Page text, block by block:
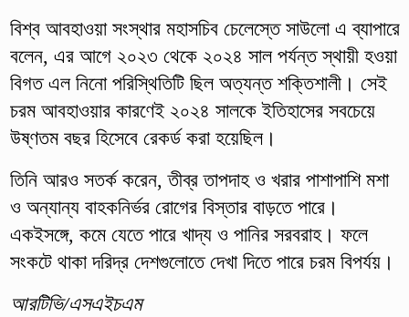
বিশ্ব আবহাওয়া সংস্থার মহাসচিব চেলেস্তে সাউলো এ ব্যাপারে
বলেন, এর আগে ২০২৩ থেকে ২০২৪ সাল পর্যন্ত স্থায়ী হওয়া
বিগত এল নিনো পরিস্থিতিটি ছিল অত্যন্ত শক্তিশালী। সেই
চরম আবহাওয়ার কারণেই ২০২৪ সালকে ইতিহাসের সবচেয়ে
উষ্ণতম বছর হিসেবে রেকর্ড করা হয়েছিল।
তিনি আরও সতর্ক করেন, তীব্র তাপদাহ ও খরার পাশাপাশি মশা
ও অন্যান্য বাহকনির্ভর রোগের বিস্তার বাড়তে পারে।
একইসঙ্গে, কমে যেতে পারে খাদ্য ও পানির সরবরাহ। ফলে
সংকটে থাকা দরিদ্র দেশগুলোতে দেখা দিতে পারে চরম বিপর্যয়।
আরটিভি/এসএইচএম